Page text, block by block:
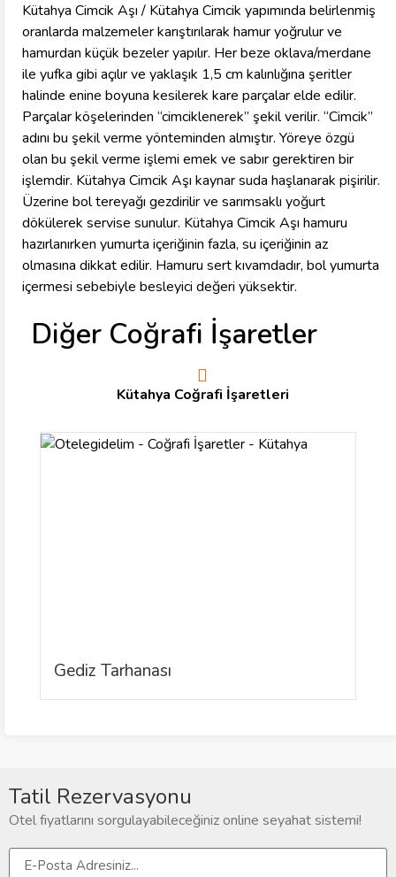
Kütahya Cimcik Aşı / Kütahya Cimcik yapımında belirlenmiş
oranlarda malzemeler karıştırılarak hamur yoğrulur ve
hamurdan küçük bezeler yapılır. Her beze oklava/merdane
ile yufka gibi açılır ve yaklaşık 1,5 cm kalınlığına şeritler
halinde enine boyuna kesilerek kare parçalar elde edilir.
Parçalar köşelerinden “cimciklenerek” şekil verilir. “Cimcik”
adını bu şekil verme yönteminden almıştır. Yöreye özgü
olan bu şekil verme işlemi emek ve sabır gerektiren bir
işlemdir. Kütahya Cimcik Aşı kaynar suda haşlanarak pişirilir.
Üzerine bol tereyağı gezdirilir ve sarımsaklı yoğurt
dökülerek servise sunulur. Kütahya Cimcik Aşı hamuru
hazırlanırken yumurta içeriğinin fazla, su içeriğinin az
olmasına dikkat edilir. Hamuru sert kıvamdadır, bol yumurta
içermesi sebebiyle besleyici değeri yüksektir.
Diğer Coğrafi İşaretler
Kütahya Coğrafi İşaretleri
Gediz Tarhanası
Tatil Rezervasyonu
Otel fiyatlarını sorgulayabileceğiniz online seyahat sistemi!